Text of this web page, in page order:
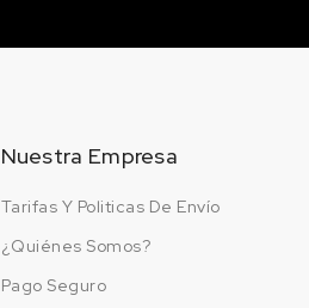
Nuestra Empresa
Tarifas Y Politicas De Envío
¿Quiénes Somos?
Pago Seguro